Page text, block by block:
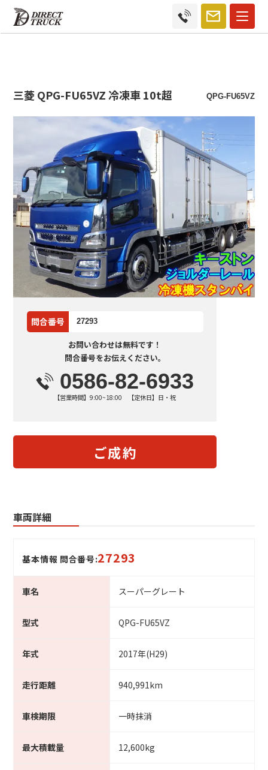
三菱 QPG-FU65VZ 冷凍車 10t超 QPG-FU65VZ
問合番号 27293
お問い合わせは無料です！
問合番号をお伝えください。
0586-82-6933
【営業時間】9:00~18:00 【定休日】日・祝
ご成約
車両詳細
基本情報 問合番号:27293
車名 スーパーグレート
型式 QPG-FU65VZ
年式 2017年(H29)
走行距離 940,991km
車検期限 一時抹消
最大積載量 12,600kg